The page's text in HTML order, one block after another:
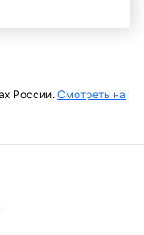
России. Смотреть на